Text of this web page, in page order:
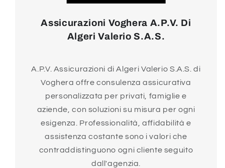
Assicurazioni Voghera A.P.V. Di
Algeri Valerio S.A.S.
A.P.V. Assicurazioni di Algeri Valerio S.A.S. di
Voghera offre consulenza assicurativa
personalizzata per privati, famiglie e
aziende, con soluzioni su misura per ogni
esigenza. Professionalità, affidabilità e
assistenza costante sono i valori che
contraddistinguono ogni cliente seguito
dall'agenzia.